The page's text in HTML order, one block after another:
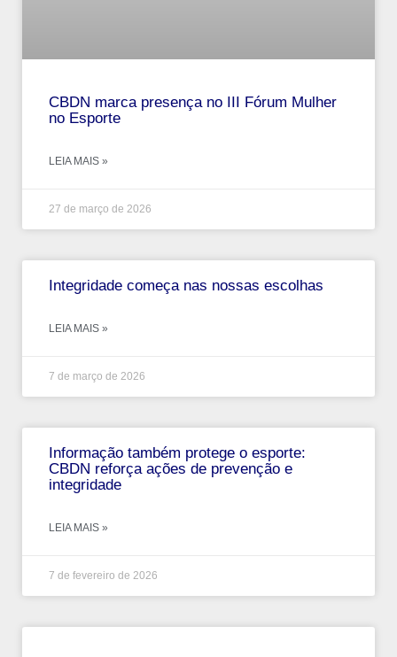
CBDN marca presença no III Fórum Mulher
no Esporte
LEIA MAIS »
27 de março de 2026
Integridade começa nas nossas escolhas
LEIA MAIS »
7 de março de 2026
Informação também protege o esporte:
CBDN reforça ações de prevenção e
integridade
LEIA MAIS »
7 de fevereiro de 2026